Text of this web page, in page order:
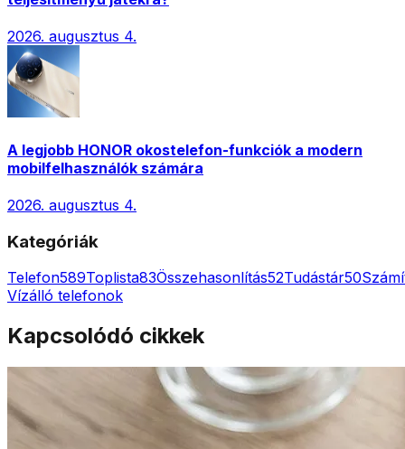
2026. augusztus 4.
A legjobb HONOR okostelefon-funkciók a modern
mobilfelhasználók számára
2026. augusztus 4.
Kategóriák
Telefon589Toplista83Összehasonlítás52Tudástár50
Vízálló telefonok
Kapcsolódó cikkek